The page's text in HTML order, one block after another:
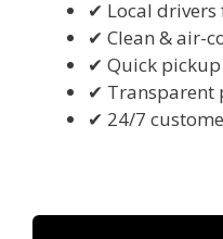
✔ Local
✔ Clean & air-
✔ Quick
✔ Transparent
✔ 24/7